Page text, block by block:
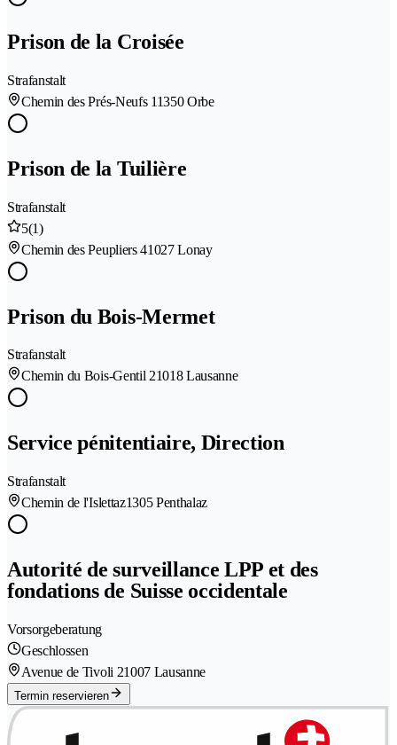
Prison de la Croisée
Strafanstalt
Chemin des Prés-Neufs 11350 Orbe
Prison de la Tuilière
Strafanstalt
5(1)
Chemin des Peupliers 41027 Lonay
Prison du Bois-Mermet
Strafanstalt
Chemin du Bois-Gentil 21018 Lausanne
Service pénitentiaire, Direction
Strafanstalt
Chemin de l'Islettaz1305 Penthalaz
Autorité de surveillance LPP et des
fondations de Suisse occidentale
Vorsorgeberatung
Geschlossen
Avenue de Tivoli 21007 Lausanne
Termin reservieren